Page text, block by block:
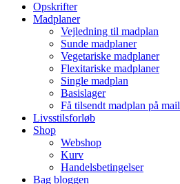
Opskrifter
Madplaner
Vejledning til madplan
Sunde madplaner
Vegetariske madplaner
Flexitariske madplaner
Single madplan
Basislager
Få tilsendt madplan på mail
Livsstilsforløb
Shop
Webshop
Kurv
Handelsbetingelser
Bag bloggen